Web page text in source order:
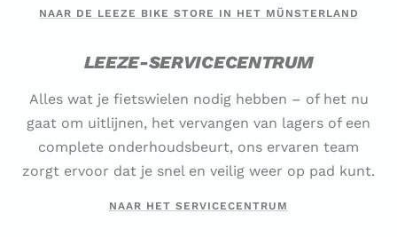
NAAR DE LEEZE BIKE STORE IN HET MÜNSTERLAND
LEEZE-SERVICECENTRUM
Alles wat je fietswielen nodig hebben – of het nu
gaat om uitlijnen, het vervangen van lagers of een
complete onderhoudsbeurt, ons ervaren team
zorgt ervoor dat je snel en veilig weer op pad kunt.
NAAR HET SERVICECENTRUM